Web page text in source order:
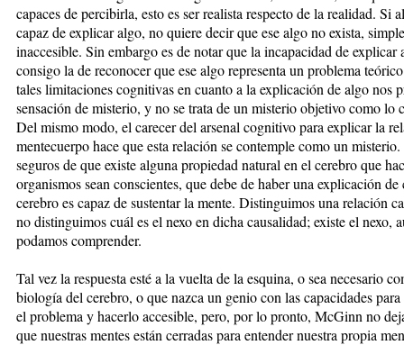
capaces de percibirla, esto es ser realista respecto de la realidad. Si
capaz de explicar algo, no quiere decir que ese algo no exista,
inaccesible. Sin embargo es de notar que la incapacidad de explicar
consigo la de reconocer que ese algo representa un problema
tales limitaciones cognitivas en cuanto a la explicación de algo nos
sensación de misterio, y no se trata de un misterio objetivo como lo
Del mismo modo, el carecer del arsenal cognitivo para explicar la
mentecuerpo hace que esta relación se contemple como un misterio.
seguros de que existe alguna propiedad natural en el cerebro que
organismos sean conscientes, que debe de haber una explicación
cerebro es capaz de sustentar la mente. Distinguimos una relación
no distinguimos cuál es el nexo en dicha causalidad; existe el nexo,
podamos comprender.
Tal vez la respuesta esté a la vuelta de la esquina, o sea necesario
biología del cerebro, o que nazca un genio con las capacidades
el problema y hacerlo accesible, pero, por lo pronto, McGinn no
que nuestras mentes están cerradas para entender nuestra propia